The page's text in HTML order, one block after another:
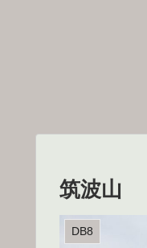
筑波山
DB8